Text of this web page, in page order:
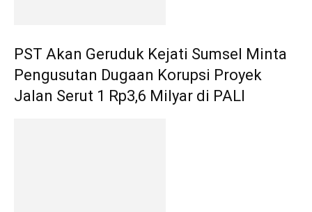
PST Akan Geruduk Kejati Sumsel Minta
Pengusutan Dugaan Korupsi Proyek
Jalan Serut 1 Rp3,6 Milyar di PALI